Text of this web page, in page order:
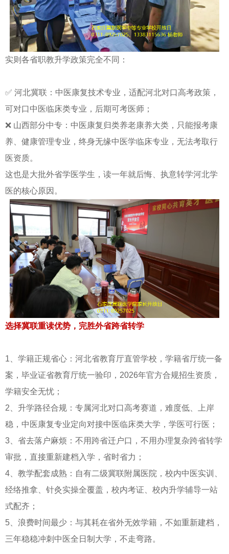
实则各省职教升学政策完全不同：
✅ 河北冀联：中医康复技术专业，适配河北对口高考政策，
可对口中医临床类专业，后期可考医师；
❌ 山西部分中专：中医康复归类养老康养大类，只能报考康
养、健康管理专业，终身无缘中医学临床专业，无法考取行
医资质。
这也是大批外省学医学生，读一年就后悔、执意转学河北学
医的核心原因。
选择冀联重读优势，完胜外省跨省转学
1、学籍正规省心：河北省教育厅直管学校，学籍省厅统一备
案，毕业证省教育厅统一验印，2026年官方合规招生资质，
学籍安全无忧；
2、升学路径合规：专属河北对口高考赛道，难度低、上岸
稳，中医康复专业定向对接中医临床类大学，学医可行医；
3、省去落户麻烦：不用跨省迁户口，不用办理复杂跨省转学
审批，直接重新建档入学，省时省力；
4、教学配套成熟：自有二级冀联附属医院，校内中医实训、
经络推拿、针灸实操全覆盖，校内考证、校内升学辅导一站
式配齐；
5、浪费时间最少：与其耗在省外无效学籍，不如重新建档，
三年稳稳冲刺中医全日制大学，不走弯路。